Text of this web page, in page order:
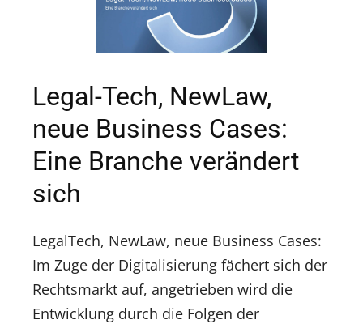
Legal-Tech, NewLaw,
neue Business Cases:
Eine Branche verändert
sich
LegalTech, NewLaw, neue Business Cases:
Im Zuge der Digitalisierung fächert sich der
Rechtsmarkt auf, angetrieben wird die
Entwicklung durch die Folgen der